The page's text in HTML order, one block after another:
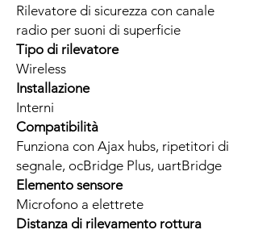
Rilevatore di sicurezza con canale
radio per suoni di superficie
Tipo di rilevatore
Wireless
Installazione
Interni
Compatibilità
Funziona con Ajax hubs, ripetitori di
segnale, ocBridge Plus, uartBridge
Elemento sensore
Microfono a elettrete
Distanza di rilevamento rottura